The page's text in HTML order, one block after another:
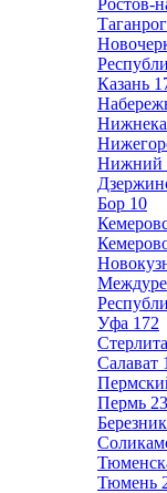
Ростов-
Таганрог
Казань
Нижний
Бор 10
Уфа 172
Салават
Пермь
Тюмень